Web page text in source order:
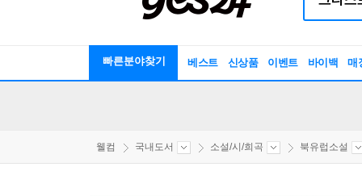
빠른분야찾기 베스트 신상품 이벤트 바이백 매
웰컴 국내도서 소설/시/희곡 북유럽소설